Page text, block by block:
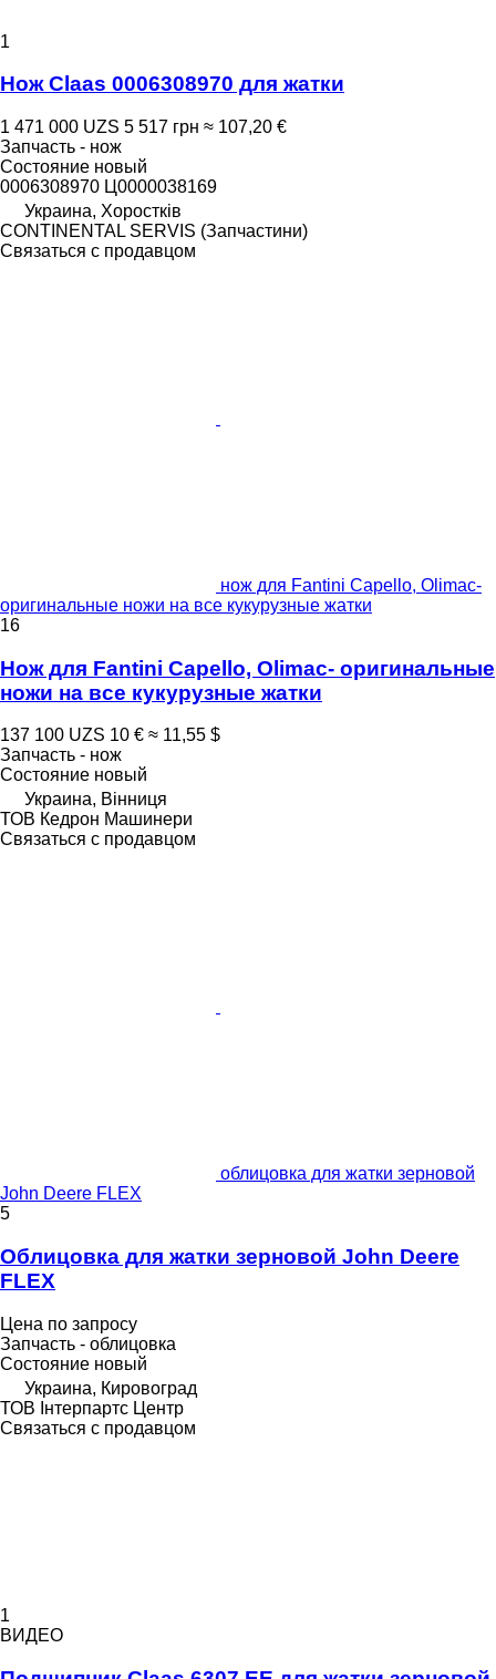
1
Нож Claas 0006308970 для жатки
1 471 000 UZS 5 517 грн ≈ 107,20 €
Запчасть - нож
Состояние новый
0006308970 Ц0000038169
Украина, Хоростків
CONTINENTAL SERVIS (Запчастини)
Связаться с продавцом
нож для Fantini Capello, Olimac-
оригинальные ножи на все кукурузные жатки
16
Нож для Fantini Capello, Olimac- оригинальные
ножи на все кукурузные жатки
137 100 UZS 10 € ≈ 11,55 $
Запчасть - нож
Состояние новый
Украина, Вінниця
ТОВ Кедрон Машинери
Связаться с продавцом
облицовка для жатки зерновой
John Deere FLEX
5
Облицовка для жатки зерновой John Deere
FLEX
Цена по запросу
Запчасть - облицовка
Состояние новый
Украина, Кировоград
ТОВ Інтерпартс Центр
Связаться с продавцом
1
ВИДЕО